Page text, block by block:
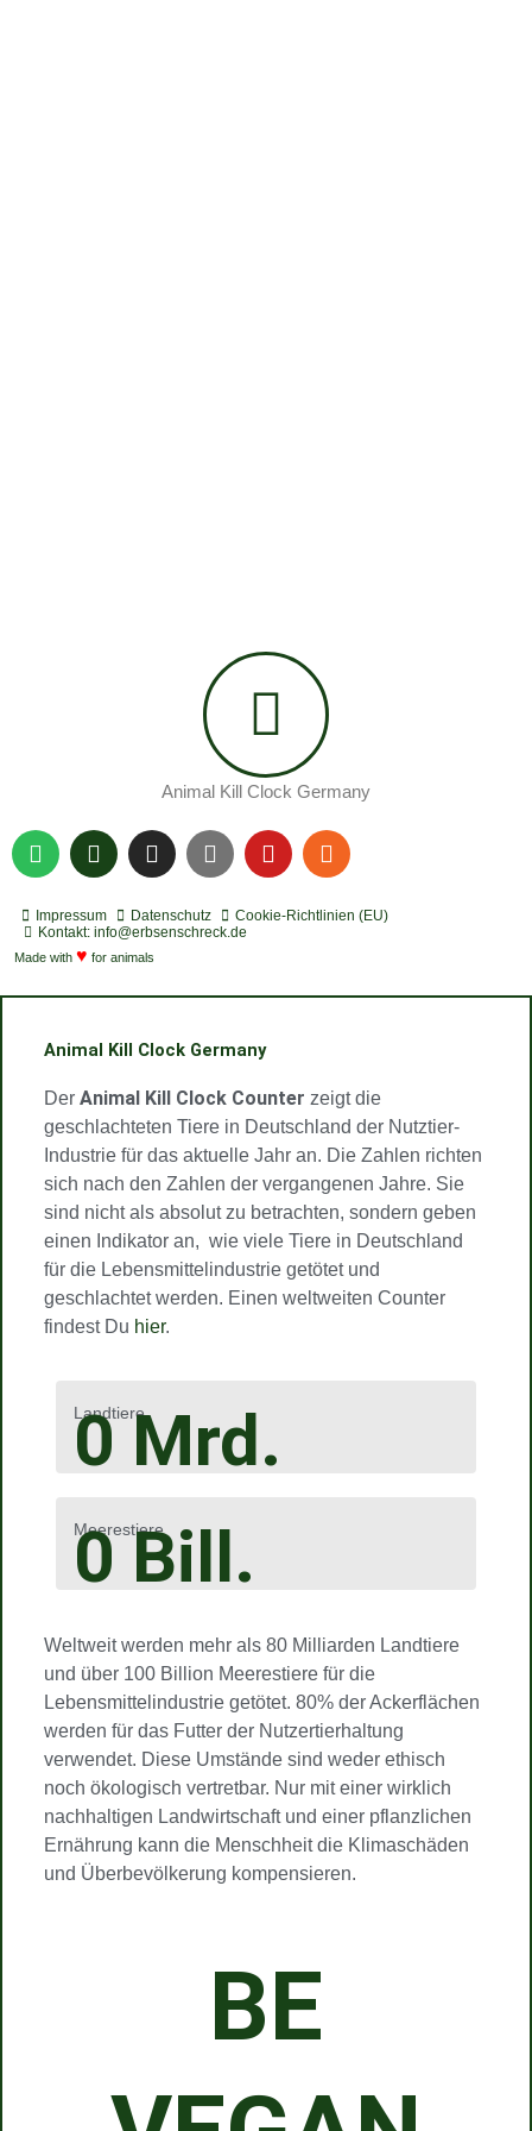
Animal Kill Clock Germany
S
p
t
i
f
P
o
c
a
s
I
n
t
a
g
a
Y
o
t
u
Y
o
t
R
s
Impressum Datenschutz
Cookie-Richtlinien (EU)
Kontakt: info@erbsenschreck.de
Made with ♥ for animals
Animal Kill Clock Germany
Der Animal Kill Clock Counter zeigt die
geschlachteten Tiere in Deutschland der Nutztier-
Industrie für das aktuelle Jahr an. Die Zahlen richten
sich nach den Zahlen der vergangenen Jahre. Sie
sind nicht als absolut zu betrachten, sondern geben
einen Indikator an, wie viele Tiere in Deutschland
für die Lebensmittelindustrie getötet und
geschlachtet werden. Einen weltweiten Counter
findest Du hier.
Landtiere
0 Mrd.
Meerestiere
0 Bill.
Weltweit werden mehr als 80 Milliarden Landtiere
und über 100 Billion Meerestiere für die
Lebensmittelindustrie getötet. 80% der Ackerflächen
werden für das Futter der Nutzertierhaltung
verwendet. Diese Umstände sind weder ethisch
noch ökologisch vertretbar. Nur mit einer wirklich
nachhaltigen Landwirtschaft und einer pflanzlichen
Ernährung kann die Menschheit die Klimaschäden
und Überbevölkerung kompensieren.
BE